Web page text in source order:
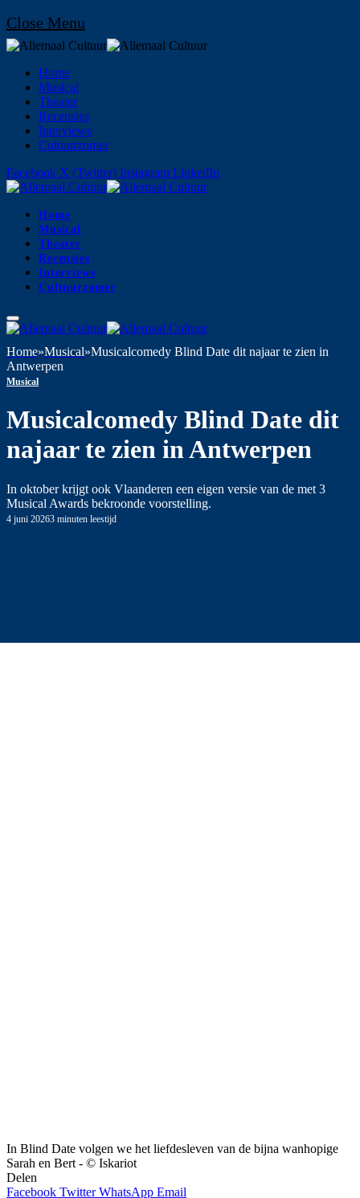
Close Menu
Home
Musical
Theater
Recensies
Interviews
Cultuurzomer
Facebook X (Twitter) Instagram LinkedIn
Home
Musical
Theater
Recensies
Interviews
Cultuurzomer
Home»Musical»Musicalcomedy Blind Date dit najaar te zien in
Antwerpen
Musical
Musicalcomedy Blind Date dit
najaar te zien in Antwerpen
In oktober krijgt ook Vlaanderen een eigen versie van de met 3
Musical Awards bekroonde voorstelling.
4 juni 20263 minuten leestijd
In Blind Date volgen we het liefdesleven van de bijna wanhopige
Sarah en Bert - © Iskariot
Delen
Facebook Twitter WhatsApp Email